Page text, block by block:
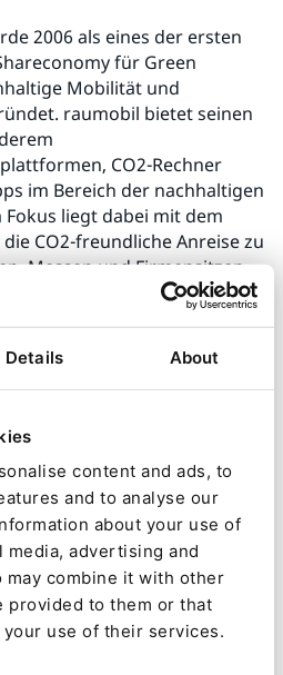
Details About
content and ads, to
and to analyse our
about your use of
advertising and
combine it with other
provided to them or that
use of their services.
2006 als eines der ersten
für Green
Mobilität und
raumobil bietet seinen
CO2-Rechner
im Bereich der nachhaltigen
liegt dabei mit dem
CO2-freundliche Anreise zu
Messen und Firmensitzen
(u.a. Wacken W:O:A,
Dortmund, kicker.de, Veltins
Großbaustelle Tuttlingen 2016)
und implementiert
SaaS-Lösungenim B2B und
Für APCOA Autoparking
Düsseldorf und Berlin
und mehrere
Gruppe AG - den